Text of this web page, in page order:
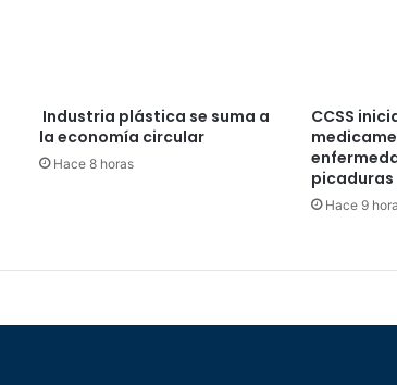
Industria plástica se suma a
la economía circular
Hace 8 horas
CCSS
picaduras
Hace 9